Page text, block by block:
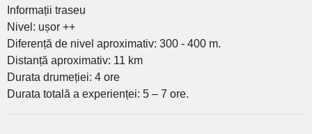
Informații traseu
Nivel: ușor ++
Diferență de nivel aproximativ: 300 - 400 m.
Distanță aproximativ: 11 km
Durata drumeției: 4 ore
Durata totală a experienței: 5 – 7 ore.